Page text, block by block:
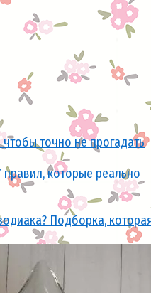
точно не прогадать
правил, которые реально
Подборка,